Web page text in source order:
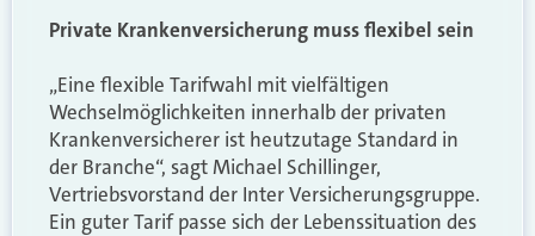
Private Krankenversicherung muss flexibel sein
„Eine flexible Tarifwahl mit vielfältigen
Wechselmöglichkeiten innerhalb der privaten
Krankenversicherer ist heutzutage Standard in
der Branche“, sagt Michael Schillinger,
Vertriebsvorstand der Inter Versicherungsgruppe.
Ein guter Tarif passe sich der Lebenssituation des